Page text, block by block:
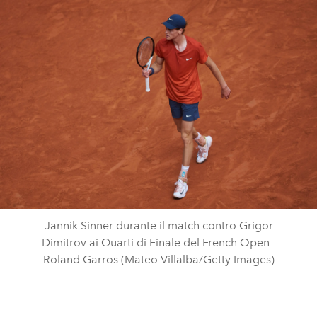
Jannik Sinner durante il match contro Grigor
Dimitrov ai Quarti di Finale del French Open -
Roland Garros (Mateo Villalba/Getty Images)